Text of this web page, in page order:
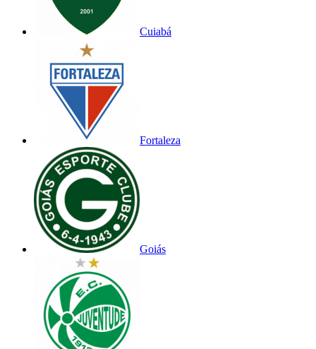
Cuiabá
Fortaleza
Goiás